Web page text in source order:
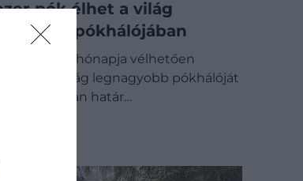
ezer pók élhet a világ
pókhálójában
néhány hónapja vélhetően
a világ legnagyobb pókhálóját
görög–albán határ…